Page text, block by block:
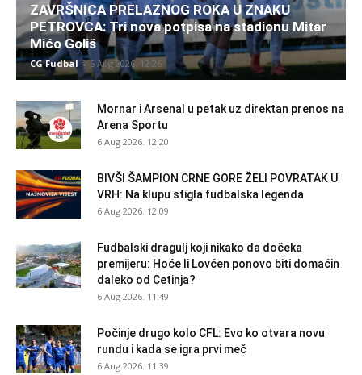
ZAVRŠNICA PRELAZNOG ROKA U ZNAKU
PETROVCA: Tri nova potpisa na stadionu Mitar
Mićo Goliš
CG Fudbal - 6 Aug 2026. 12:26
Mornar i Arsenal u petak uz direktan prenos na
Arena Sportu
6 Aug 2026. 12:20
BIVŠI ŠAMPION CRNE GORE ŽELI POVRATAK U
VRH: Na klupu stigla fudbalska legenda
6 Aug 2026. 12:09
Fudbalski dragulj koji nikako da dočeka
premijeru: Hoće li Lovćen ponovo biti domaćin
daleko od Cetinja?
6 Aug 2026. 11:49
Počinje drugo kolo CFL: Evo ko otvara novu
rundu i kada se igra prvi meč
6 Aug 2026. 11:39